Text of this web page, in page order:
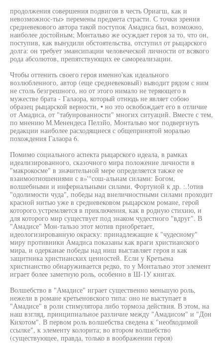
продолжения совершения подвигов в честь Ориагш, как и
невозможнос-ты> перемены предмета страсти. С точки зрения
средневекового автора такой поступок Амадиса был, возможно,
наиболее достойным; Монтальво же осуждает героя за то, что он,
поступив, как вынудили обстоятельства, отступил от рыцарского
долга: он требует эмансипации человеческой личности от всякого
рода абсолютов, препятствующих ее самореализации.
Чтобы оттенить своего героя именно'как идеального
возлюбленного, автор (еще средневековый) выводит рядом с ним
не столь безгрешного, но от этого нимало не теряющего в
мужестве брата - Галаора, который отнюдь не являет собою
образец рыцарской верности, • но это освобождает его в отличие
от Амадиса, от "табуированности" многих ситуаций. Вместе с тем,
по мнению М.Менендеса Пелзйо, Монтальво мог подвергнуть
редакции наиболее расходящиеся с общепринятой моралью
похождения Галаора 6.
Помимо социального аспекта рыцарского идеала, в рамках
идеализированного, сказочного мира положение личности в
"макрокосме" в значительной мере определяется также ее
взаимоотношениями с в»'°сош-альнам силами: Богом,
волшебными и инфернальными силами, Фортуной к др. :.!отив
"одолимости чуда", победы над внеличностными силами проходит
красной нитью уже в средневековом рыцарском романе, герой
которого.устремляется в приключения, как в родную стихию, и
для которого мир существует под знаком чудестного "вдруг". В
"Амадисе" Мон-тальзо этот мотив приобретает,
идеологизированную окраску: принадлежащие к "чудесному"
миру противники Амадиса показаны как враги христианского
мира, и одерканае победы над ниш выставляет героя и как
защитника христианских ценностей. Если у Кретьена
христианство обнаруживается редко, то у Монтальво этот элемент
играет более заметную роль, особенно в Ш-1У книгах.
Волшебство в "Амадисе" играет существенно меньшую роль,
нежели в романе кретьеновского типа: оно не выступает в
"Амадисе" в роли стимулятора либо тормоза действия. В этом, на
наш взгляд, принципиальное различие между "Амадисом" и "Дон
Кихотом". В первом роль волшебства сведена к "необходимой
ссылке", к элементу колорита; во втором волшебство
(существующее, правда, только в воображении героя)